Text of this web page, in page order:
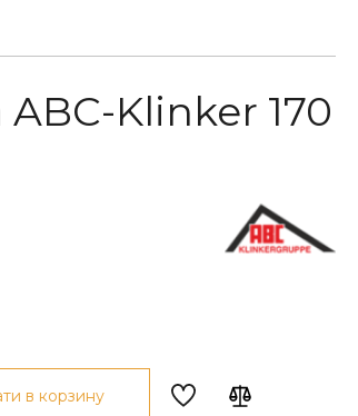
Klinker 170
в корзину